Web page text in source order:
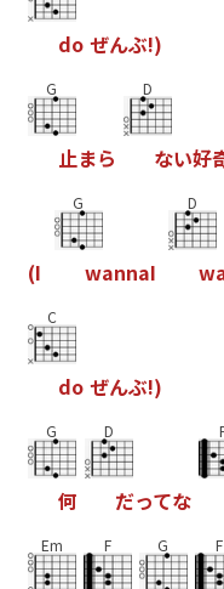
do ぜんぶ!)
G
止まら
D
ない好
(I
G
wannaI
D
w
C
do ぜんぶ!)
G
何
D
だってな
Em F G F